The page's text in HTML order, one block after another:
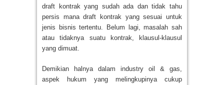
draft kontrak yang sudah ada dan tidak tahu
persis mana draft kontrak yang sesuai untuk
jenis bisnis tertentu. Belum lagi, masalah sah
atau tidaknya suatu kontrak, klausul-klausul
yang dimuat.
Demikian halnya dalam industry oil & gas,
aspek hukum yang melingkupinya cukup